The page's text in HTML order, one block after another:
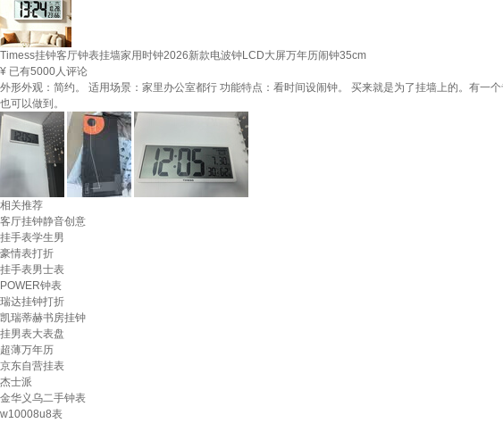
Timess挂钟客厅钟表挂墙家用时钟2026新款电波钟LCD大屏万年历闹钟35cm
¥ 已有5000人评论
外形外观：简约。 适用场景：家里办公室都行 功能特点：看时间设闹钟。 买来就是为了挂墙上的。有
也可以做到。
相关推荐
客厅挂钟静音创意
挂手表学生男
豪情表打折
挂手表男士表
POWER钟表
瑞达挂钟打折
凯瑞蒂赫书房挂钟
挂男表大表盘
超薄万年历
京东自营挂表
杰士派
金华义乌二手钟表
w10008u8表